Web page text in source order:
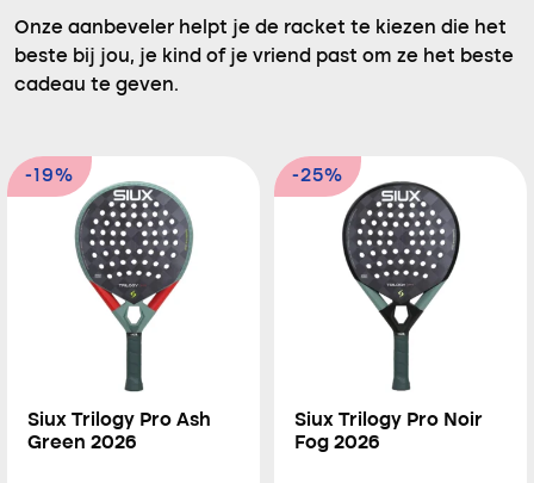
Onze aanbeveler helpt je de racket te kiezen die het
beste bij jou, je kind of je vriend past om ze het beste
cadeau te geven.
-19%
Siux Trilogy Pro Ash
Green 2026
-25%
Siux Trilogy Pro Noir
Fog 2026